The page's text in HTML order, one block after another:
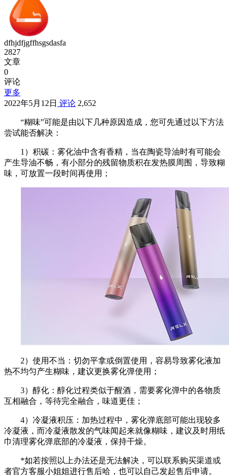
dfhjdfjgffhsgsdasfa
2827
文章
0
评论
更多
2022年5月12日 评论 2,652
“糊味”可能是由以下几种原因造成，您可先通过以下方法
尝试能否解决：
1）积碳：雾化油中含有香精，当在陶瓷导油时有可能会
产生导油不畅，有小部分的残留物质积在发热膜周围，导致糊
味，可放置一段时间再使用；
2）使用不当：切勿平拿或倒置使用，容易导致雾化液加
热不均匀产生糊味，建议更换雾化弹使用；
3）醇化：醇化过程类似于醒酒，需要雾化弹中的各物质
互相融合，等待完全融合，味道更佳；
4）冷凝液积压：加热过程中，雾化弹底部可能出现较多
冷凝液，而冷凝液散发的气味闻起来就像糊味，建议及时用纸
巾清理雾化弹底部的冷凝液，保持干燥。
*如若按照以上办法还是无法解决，可以联系购买渠道或
者官方客服小姐姐进行售后哈，也可以自己发起售后申请。